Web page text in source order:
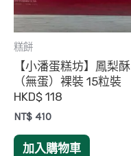
糕餅
【小潘蛋糕坊】鳳梨酥
（無蛋）裸裝 15粒裝
HKD$ 118
NT$ 410
加入購物車